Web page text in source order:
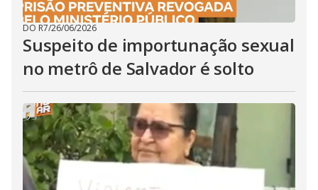
DO R7/26/06/2026
Suspeito de importunação sexual
no metrô de Salvador é solto